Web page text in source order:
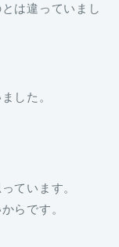
は違っていまし
した。
ています。
らです。